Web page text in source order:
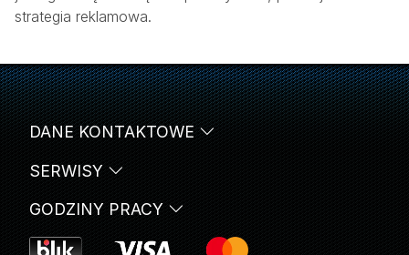
strategia reklamowa.
SERWISY
DANE KONTAKTOWE
GODZINY PRACY